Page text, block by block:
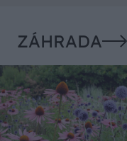
ZÁHRADA